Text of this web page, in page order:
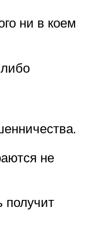
ни в коем
не
получит